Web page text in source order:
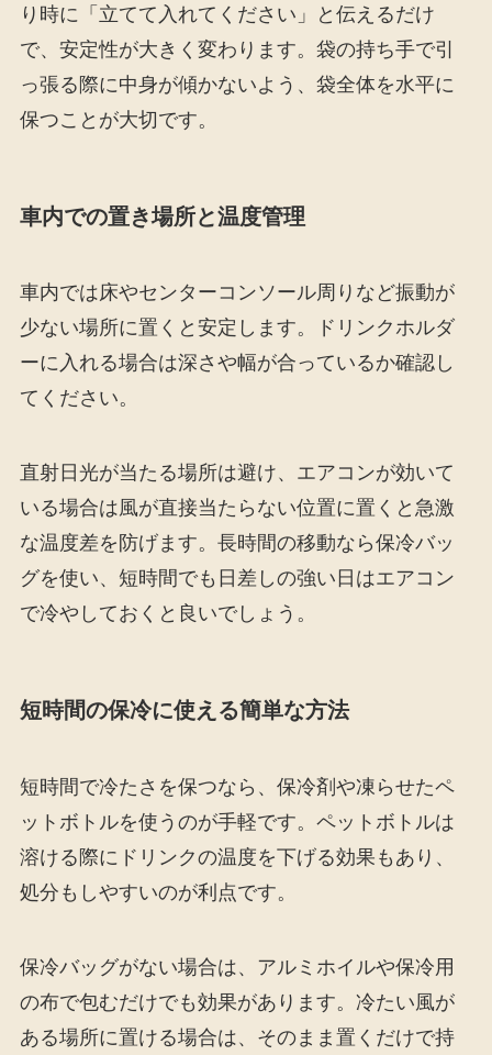
り時に「立てて入れてください」と伝えるだけ
で、安定性が大きく変わります。袋の持ち手で引
っ張る際に中身が傾かないよう、袋全体を水平に
保つことが大切です。
車内での置き場所と温度管理
車内では床やセンターコンソール周りなど振動が
少ない場所に置くと安定します。ドリンクホルダ
ーに入れる場合は深さや幅が合っているか確認し
てください。
直射日光が当たる場所は避け、エアコンが効いて
いる場合は風が直接当たらない位置に置くと急激
な温度差を防げます。長時間の移動なら保冷バッ
グを使い、短時間でも日差しの強い日はエアコン
で冷やしておくと良いでしょう。
短時間の保冷に使える簡単な方法
短時間で冷たさを保つなら、保冷剤や凍らせたペ
ットボトルを使うのが手軽です。ペットボトルは
溶ける際にドリンクの温度を下げる効果もあり、
処分もしやすいのが利点です。
保冷バッグがない場合は、アルミホイルや保冷用
の布で包むだけでも効果があります。冷たい風が
ある場所に置ける場合は、そのまま置くだけで持